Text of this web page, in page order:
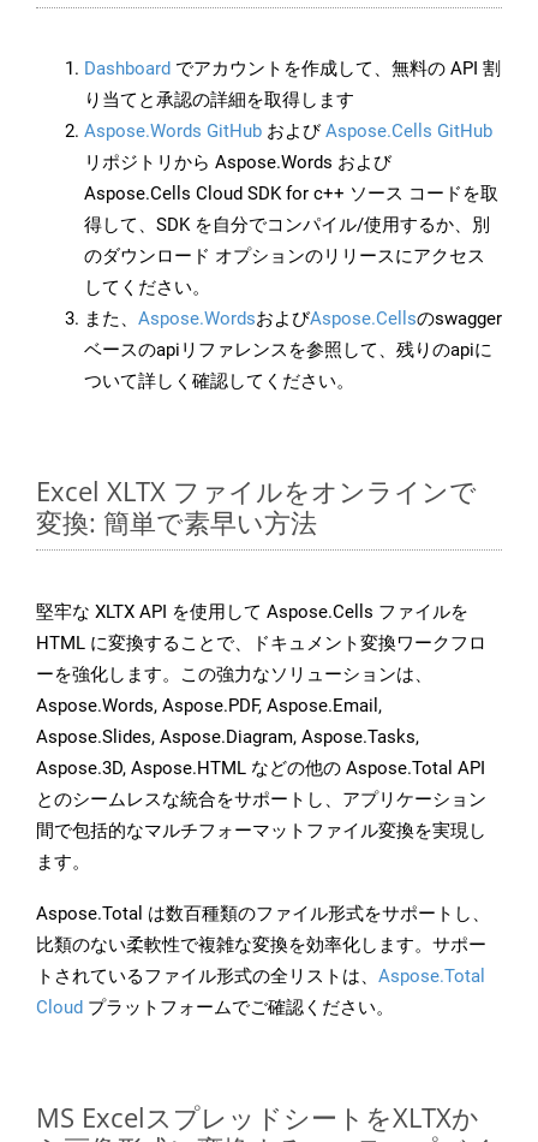
Dashboard でアカウントを作成して、無料の API 割
り当てと承認の詳細を取得します
Aspose.Words GitHub およびAspose.Cells GitHub
リポジトリから Aspose.Words および
Aspose.Cells Cloud SDK for c++ ソース コードを取
得して、SDK を自分でコンパイル/使用するか、別
のダウンロード オプションのリリースにアクセス
してください。
また、 Aspose.WordsおよびAspose.Cellsのswagger
ベースのapiリファレンスを参照して、残りのapiに
ついて詳しく確認してください。
Excel XLTX ファイルをオンラインで
変換: 簡単で素早い方法
堅牢な XLTX API を使用して Aspose.Cells ファイルを
HTML に変換することで、ドキュメント変換ワークフロ
ーを強化します。この強力なソリューションは、
Aspose.Words, Aspose.PDF, Aspose.Email,
Aspose.Slides, Aspose.Diagram, Aspose.Tasks,
Aspose.3D, Aspose.HTML などの他の Aspose.Total API
とのシームレスな統合をサポートし、アプリケーション
間で包括的なマルチフォーマットファイル変換を実現し
ます。
Aspose.Total は数百種類のファイル形式をサポートし、
比類のない柔軟性で複雑な変換を効率化します。サポー
トされているファイル形式の全リストは、 Aspose.Total
Cloud プラットフォームでご確認ください。
MS ExcelスプレッドシートをXLTXか